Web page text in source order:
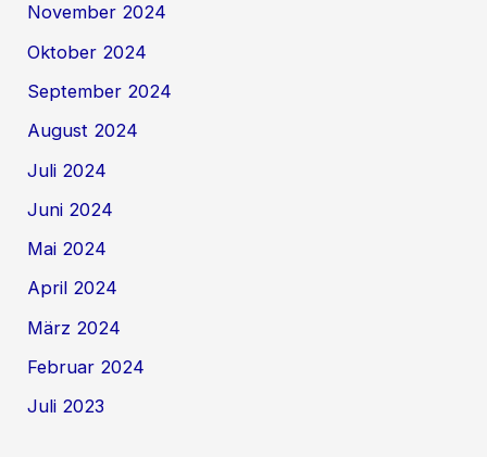
November 2024
Oktober 2024
September 2024
August 2024
Juli 2024
Juni 2024
Mai 2024
April 2024
März 2024
Februar 2024
Juli 2023